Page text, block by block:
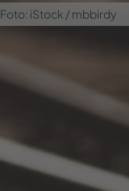
Foto: iStock / mbbir­dy